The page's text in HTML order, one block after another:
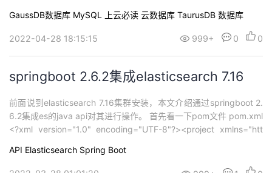
用。
GaussDB数据库 MySQL 上云必读 云数据库 TaurusDB 数据库
2022-04-28 18:15:15 999+ 0 0
springboot 2.6.2集成elasticsearch 7.16
前面说到elasticsearch 7.16集群安装，本文介绍通过springboot 2.
6.2集成es的java api对其进行操作。 首先看一下pom文件 pom.xml
<?xml version="1.0" encoding="UTF-8"?><project xmlns="htt
API Elasticsearch Spring Boot